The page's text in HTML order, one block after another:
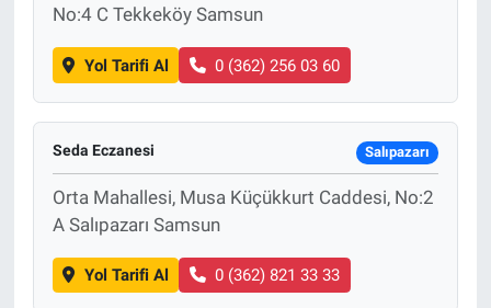
No:4 C Tekkeköy Samsun
Yol Tarifi Al 0 (362) 256 03 60
Seda Eczanesi Salıpazarı
Orta Mahallesi, Musa Küçükkurt Caddesi, No:2
A Salıpazarı Samsun
Yol Tarifi Al 0 (362) 821 33 33